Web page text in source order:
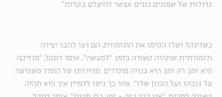
גדולות של שמונים נגנים אפשר להיעלם בקלות".
כשדסקל ושלו הקימו את התזמורת, הם רצו לחבר יצירה
תזמורתית שתהיה קשורה בזמן. "למעשה", אומר דסקל, "מוזיקה
היא זמן. רק זמן. היא בנויה מתדרים. מהירותו של התדר משפיעה
על גובהו ועל הגוון שלו". אחר כך ניסו לדמיין איך היא תהיה